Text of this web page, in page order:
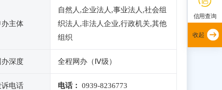
办主体
自然人,企业法人,事业法人,社会组
织法人,非法人企业,行政机关,其他
组织
办深度 全程网办（Ⅳ级）
诉电话 电话： 0939-8236773
信用查询
收起